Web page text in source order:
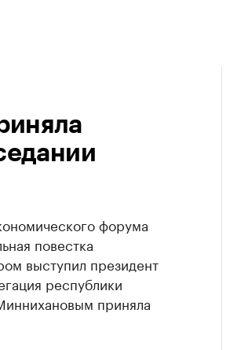
форума
повестка
выступил президент
республики
приняла